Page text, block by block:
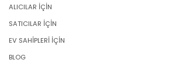
ALICILAR İÇİN
SATICILAR İÇİN
EV SAHİPLERİ İÇİN
BLOG